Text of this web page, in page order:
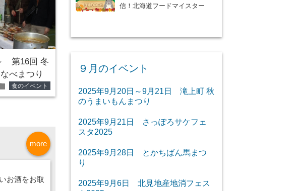
第16回 冬
べまつり
食のイベント
more
お酒をお取
信！北海道フードマイスター
９月のイベント
2025年9月20日～9月21日 滝上町 秋
のうまいもんまつり
2025年9月21日 さっぽろサケフェ
スタ2025
2025年9月28日 とかちばん馬まつ
り
2025年9月6日 北見地産地消フェス